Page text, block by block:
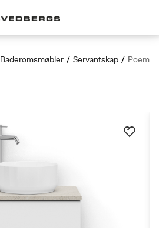
Baderomsmøbler / Servantskap / Poem